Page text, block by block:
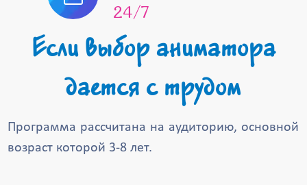
24/7
Если выбор аниматора
дается с трудом
Программа рассчитана на аудиторию, основной
возраст которой 3-8 лет.